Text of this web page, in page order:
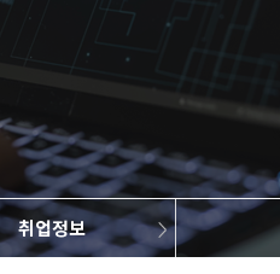
취업정보
학과소개
교육
연구
BK21 4th
공지/커뮤니티
학과소식
학부 공지사항
대학원 공지사항
취업정보
졸업작품
학생회 및 동아리